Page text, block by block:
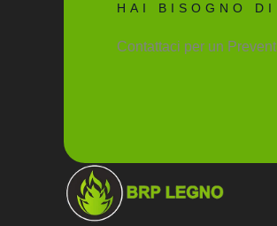
HAI BISOGNO
Contattaci per un